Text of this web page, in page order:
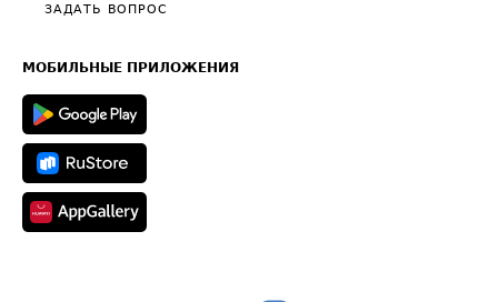
Общие положения
Техническая информация
ЗАДАТЬ ВОПРОС
МОБИЛЬНЫЕ ПРИЛОЖЕНИЯ